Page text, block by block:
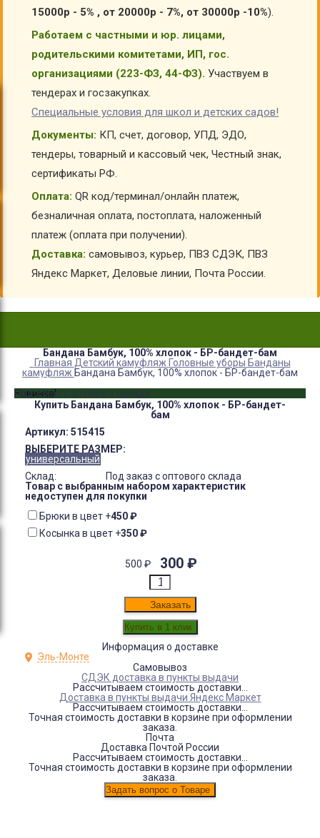
15000р - 5% , от 20000р - 7%, от 30000р -10%).
Работаем с частными и юр. лицами,
родительскими комитетами, ИП, гос.
организациями (223-ФЗ, 44-ФЗ). Участвуем в
тендерах и госзакупках.
Специальные условия для школ и детских садов!
Документы: КП, счет, договор, УПД, ЭДО,
тендеры, товарный и кассовый чек, Честный знак,
сертификаты РФ.
Оплата: QR код/терминал/онлайн платеж,
безналичная оплата, постоплата, наложенный
платеж (оплата при получении).
Доставка: самовывоз, курьер, ПВЗ СДЭК, ПВЗ
Яндекс Маркет, Деловые линии, Почта России.
Бандана Бамбук, 100% хлопок - БР-бандет-бам
Главная Детский камуфляж Головные уборы Банданы
камуфляж Бандана Бамбук, 100% хлопок - БР-бандет-бам
Новинка!
Под заказ с оптового склада
Купить Бандана Бамбук, 100% хлопок - БР-бандет-
бам
Артикул: 515415
ВЫБЕРИТЕ РАЗМЕР:
универсальный
Склад:
Под заказ с оптового склада
Товар с выбранным набором характеристик
недоступен для покупки
Брюки в цвет +450₽
Косынка в цвет +350₽
500 ₽ 300 ₽
Заказать
Информация о доставке
Эль-Монте
Самовывоз
СДЭК доставка в пункты выдачи
Рассчитываем стоимость доставки...
Доставка в пункты выдачи Яндекс Маркет
Рассчитываем стоимость доставки...
Точная стоимость доставки в корзине при оформлении
заказа.
Почта
Доставка Почтой России
Рассчитываем стоимость доставки...
Точная стоимость доставки в корзине при оформлении
заказа.